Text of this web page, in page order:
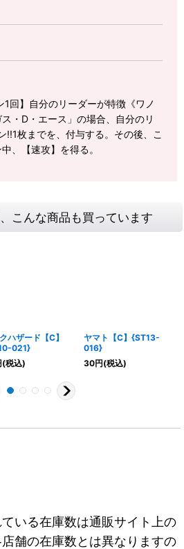
1回】自分のリーダーが特徴《ワノ
・D・エース」の場合、自分のリ
!!1枚までを、付与する。その後、こ
、【速攻】を得る。
こんな商品も買っています
ハザード【C】
021}
(税込)
ヤマト【C】{ST13-
016}
30円(税込)
いる在庫数は通販サイト上の
舗の在庫数とは異なりますの